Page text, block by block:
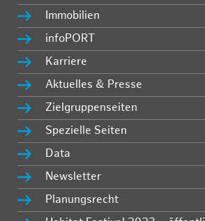
Immobilien
infoPORT
Karriere
Aktuelles & Presse
Zielgruppenseiten
Spezielle Seiten
Data
Newsletter
Planungsrecht